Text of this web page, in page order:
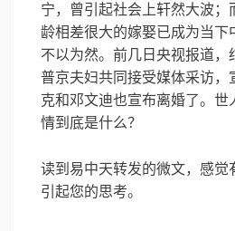
宁，曾引起社会上轩然大波；
龄相差很大的嫁娶已成为当下
不以为然。前几日央视报道，
普京夫妇共同接受媒体采访，
克和邓文迪也宣布离婚了。世
情到底是什么？
读到易中天转发的微文，感觉
引起您的思考。